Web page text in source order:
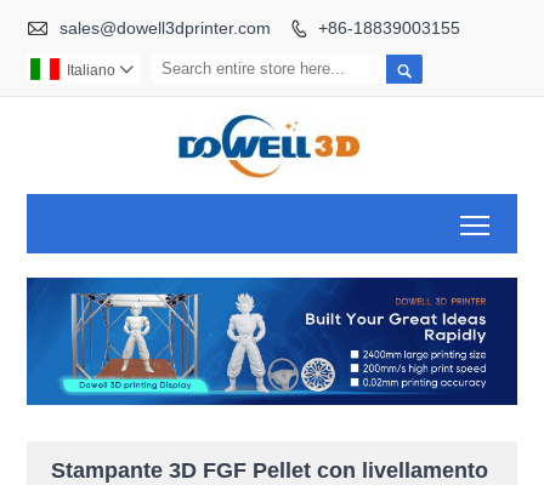
 sales@dowell3dprinter.com  +86-18839003155

Italiano 
Stampante 3D FGF Pellet con livellamento